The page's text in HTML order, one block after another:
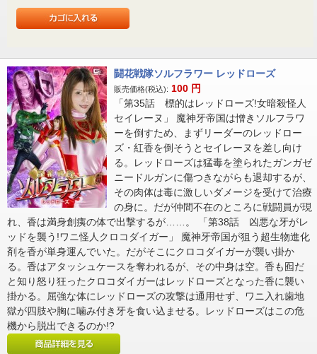
闘花戦隊ソルフラワー レッドローズ
販売価格(税込): 100 円
「第35話 標的はレッドローズ!女暗殺怪人
セイレーヌ」 魔神牙帝国は憎きソルフラワ
ーを倒すため、まずリーダーのレッドロー
ズ・紅香を倒そうとセイレーヌを差し向け
る。レッドローズは猛毒を塗られたガンガゼ
ニードルガンに傷つきながらも退却するが、
その肉体は毒に激しいダメージを受けて治療
の身に。だが仲間不在のところに戦闘員が現
れ、香は満身創痍の体で出撃するが……。 「第38話 凶悪な牙がレ
ッドを襲う!ワニ怪人クロコダイガー」 魔神牙帝国が狙う超生物進化
剤を香が単身運んでいた。だがそこにクロコダイガーが襲い掛か
る。香はアタッシュケースを奪われるが、その中身は空。香も囮だ
と知り怒り狂ったクロコダイガーはレッドローズとなった香に襲い
掛かる。屈強な体にレッドローズの攻撃は通用せず、ワニ入れ歯地
獄が四肢や胸に噛み付き牙を食い込ませる。レッドローズはこの危
機から脱出できるのか!?